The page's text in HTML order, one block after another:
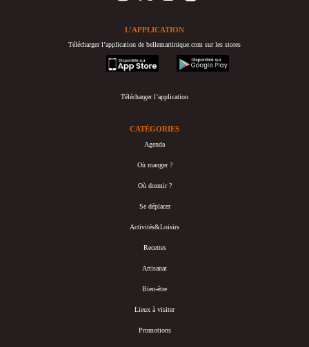
L’APPLICATION
Télécharger l’application de bellemartinique.com sur les stores
appstore
googleplay
Télécharger l’application
CATÉGORIES
Agenda
Où manger ?
Où dormir ?
Se déplacer
Activités&Loisirs
Recettes
Artisanat
Bien-être
Lieux à visiter
Promotions